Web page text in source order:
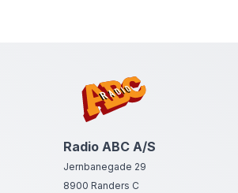
Radio ABC A/S
Jernbanegade 29
8900 Randers C